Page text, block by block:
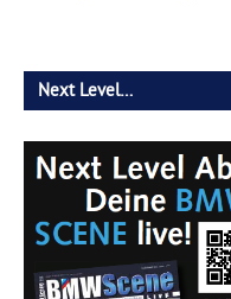
Next Level…